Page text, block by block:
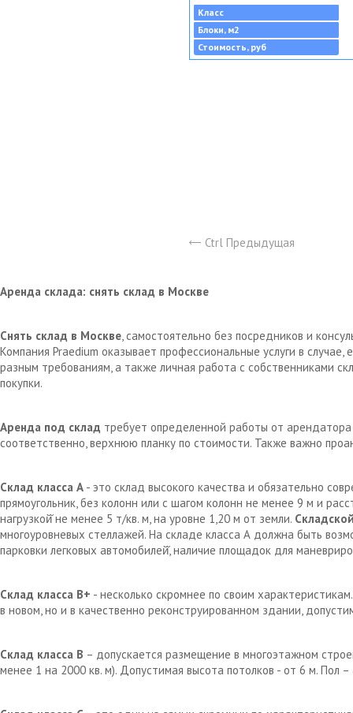
Класс
Блоки, м2
Стоимость, руб
Ctrl Предыдущая
Аренда склада: снять склад в Москве
Снять склад в Москве, самостоятельно без посредников и
Компания Praedium оказывает профессиональные услуги в
разным требованиям, а также личная работа с собственниками
покупки.
Аренда под склад требует определенной работы от
соответственно, верхнюю планку по стоимости. Также важно
Склад класса А - это склад высокого качества и обязательно
прямоугольник, без колонн или с шагом колонн не менее 9 м и
нагрузкой̆ не менее 5 т/кв. м, на уровне 1,20 м от земли.
многоуровневых стеллажей. На складе класса А должна быть
парковки легковых автомобилей̆, наличие площадок для
Склад класса В+ - несколько скромнее по своим
в новом, но и в качественно реконструированном здании,
Склад класса В – допускается размещение в многоэтажном
менее 1 на 2000 кв. м). Допустимая высота потолков - от 6 м. Пол